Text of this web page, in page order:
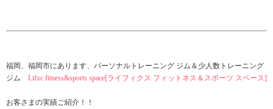
福岡、福岡市にあります、パーソナルトレーニング ジム＆少人数トレーニング
ジム Lifxc fitness&sports space[ライフィクス フィットネス＆スポーツ スペース]
お客さまの実績ご紹介！！